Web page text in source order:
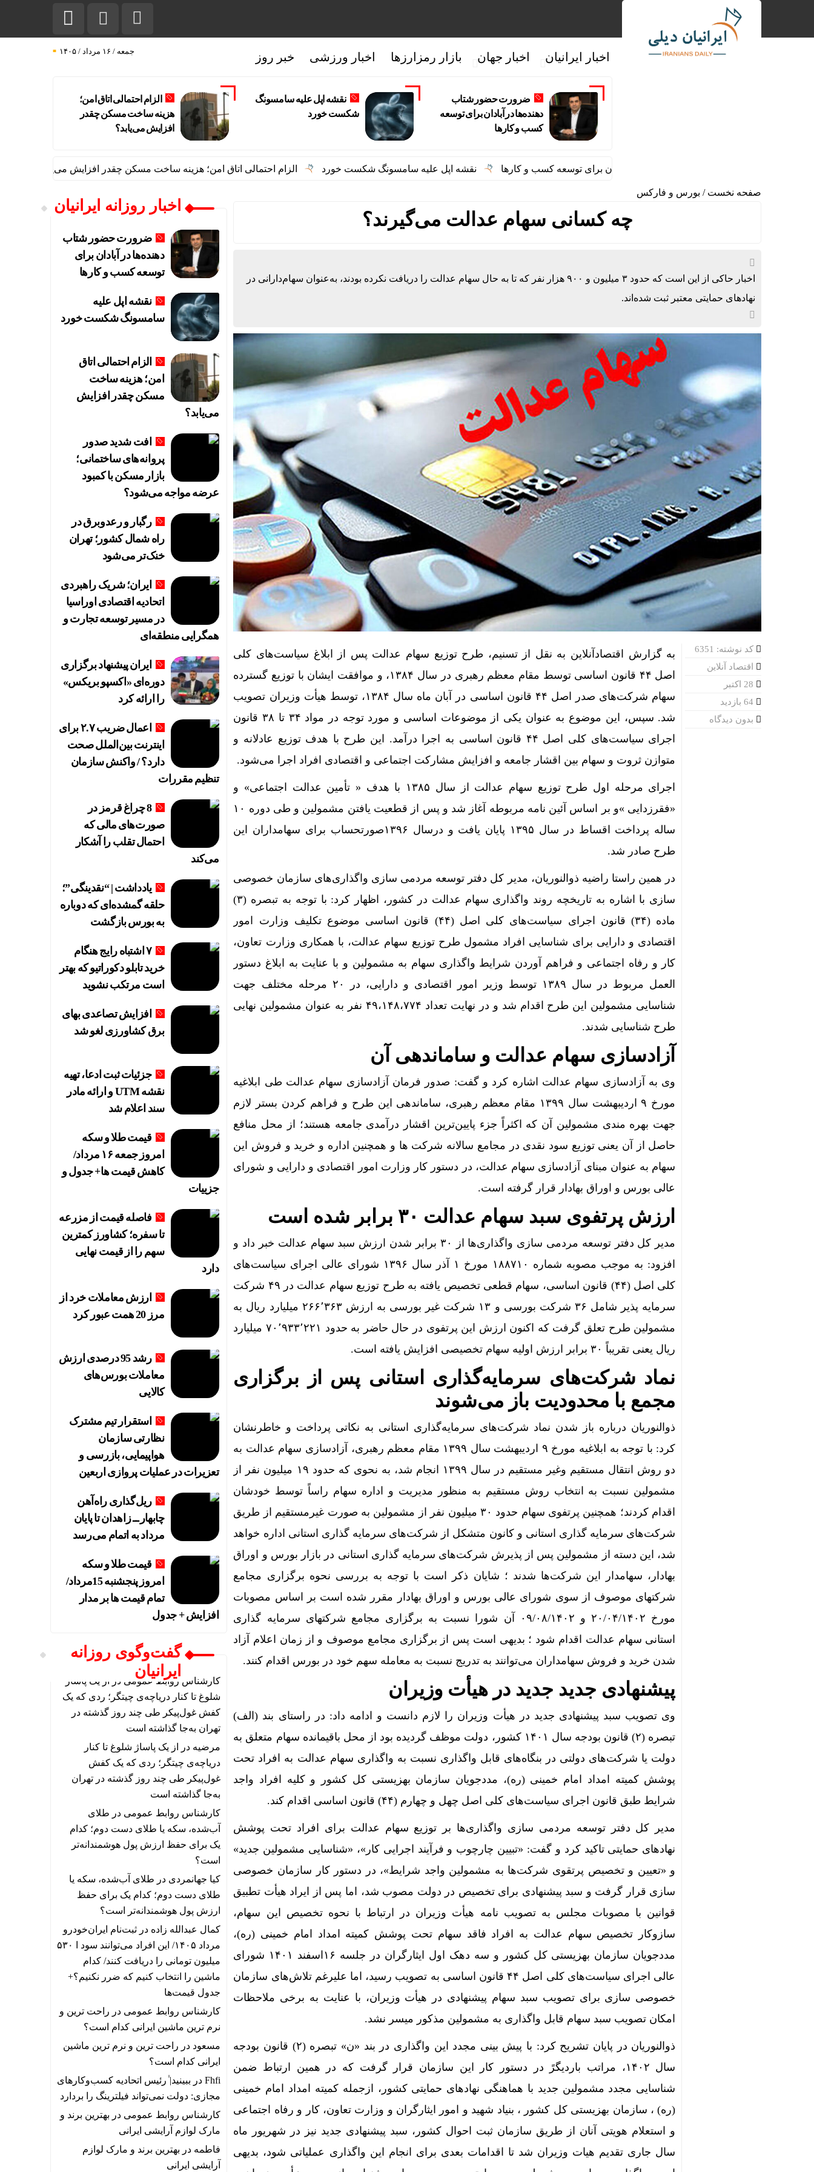
اخبار ایرانیان اخبار جهان بازار رمزارزها اخبار ورزشی خبر روز جمعه / ۱۶ مرداد / ۱۴۰۵
ضرورت حضور شتاب
‌دهنده‌ها در آبادان برای توسعه
کسب‌ و کارها
نقشه اپل علیه سامسونگ
شکست خورد
الزام احتمالی اتاق امن؛
هزینه ساخت مسکن چقدر
افزایش می‌یابد؟
ضرورت حضور شتاب ‌دهنده‌ها در آبادان برای توسعه کسب‌ و کارها نقشه اپل علیه سامسونگ شکست خورد الزام احتمالی اتاق امن؛ هزینه ساخت مسکن چقدر افزایش می‌یابد؟
صفحه نخست / بورس و فارکس
چه کسانی سهام عدالت می‌گیرند؟
اخبار حاکی از این است که حدود ۳ میلیون و ۹۰۰ هزار نفر که تا به حال سهام عدالت را دریافت نکرده بودند، به‌عنوان سهام‌دارانی در
نهادهای حمایتی معتبر ثبت شده‌اند.
کد نوشته: 6351
اقتصاد آنلاین
بدون دیدگاه
به گزارش اقتصادآنلاین به نقل از تسنیم، طرح توزیع سهام عدالت پس از ابلاغ سیاست‌های کلی
اصل ۴۴ قانون اساسی توسط مقام معظم رهبری در سال ۱۳۸۴، و موافقت ایشان با توزیع گسترده
سهام شرکت‌های صدر اصل ۴۴ قانون اساسی در آبان ماه سال ۱۳۸۴، توسط هیأت وزیران تصویب
شد. سپس، این موضوع به عنوان یکی از موضوعات اساسی و مورد توجه در مواد ۳۴ تا ۳۸ قانون
اجرای سیاست‌های کلی اصل ۴۴ قانون اساسی به اجرا درآمد. این طرح با هدف توزیع عادلانه و
متوازن ثروت و سهام بین اقشار جامعه و افزایش مشارکت اجتماعی و اقتصادی افراد اجرا می‌شود.
اجرای مرحله اول طرح توزیع سهام عدالت از سال ۱۳۸۵ با هدف « تأمین عدالت اجتماعی» و
«فقرزدایی »و بر اساس آئین نامه مربوطه آغاز شد و پس از قطعیت یافتن مشمولین و طی دوره ۱۰
ساله پرداخت اقساط در سال ۱۳۹۵ پایان یافت و درسال ۱۳۹۶صورتحساب برای سهامداران این
طرح صادر شد.
در همین راستا راضیه ذوالنوریان، مدیر کل دفتر توسعه مردمی سازی واگذاری‌های سازمان خصوصی
سازی با اشاره به تاریخچه روند واگذاری سهام عدالت در کشور، اظهار کرد: با توجه به تبصره (۳)
ماده (۳۴) قانون اجرای سیاست‌های کلی اصل (۴۴) قانون اساسی موضوع تکلیف وزارت امور
اقتصادی و دارایی برای شناسایی افراد مشمول طرح توزیع سهام عدالت، با همکاری وزارت تعاون،
کار و رفاه اجتماعی و فراهم آوردن شرایط واگذاری سهام به مشمولین و با عنایت به ابلاغ دستور
العمل مربوط در سال ۱۳۸۹ توسط وزیر امور اقتصادی و دارایی، در ۲۰ مرحله مختلف جهت
شناسایی مشمولین این طرح اقدام شد و در نهایت تعداد ۴۹،۱۴۸،۷۷۴ نفر به عنوان مشمولین نهایی
طرح شناسایی شدند.
آزادسازی سهام عدالت و ساماندهی آن
وی به آزادسازی سهام عدالت اشاره کرد و گفت: صدور فرمان آزادسازی سهام عدالت طی ابلاغیه
مورخ ۹ اردیبهشت سال ۱۳۹۹ مقام معظم رهبری، ساماندهی این طرح و فراهم کردن بستر لازم
جهت بهره مندی مشمولین آن که اکثراً جزء پایین‌ترین اقشار درآمدی جامعه هستند؛ از محل منافع
حاصل از آن یعنی توزیع سود نقدی در مجامع سالانه شرکت ها و همچنین اداره و خرید و فروش این
سهام به عنوان مبنای آزادسازی سهام عدالت، در دستور کار وزارت امور اقتصادی و دارایی و شورای
عالی بورس و اوراق بهادار قرار گرفته است.
ارزش پرتفوی سبد سهام عدالت ۳۰ برابر شده است
مدیر کل دفتر توسعه مردمی سازی واگذاری‌ها از ۳۰ برابر شدن ارزش سبد سهام عدالت خبر داد و
افزود: به موجب مصوبه شماره ۱۸۸۷۱۰ مورخ ۱ آذر سال ۱۳۹۶ شورای عالی اجرای سیاست‌های
کلی اصل (۴۴) قانون اساسی، سهام قطعی تخصیص یافته به طرح توزیع سهام عدالت در ۴۹ شرکت
سرمایه پذیر شامل ۳۶ شرکت بورسی و ۱۳ شرکت غیر بورسی به ارزش ۲۶۶٬۳۶۳ میلیارد ریال به
مشمولین طرح تعلق گرفت که اکنون ارزش این پرتفوی در حال حاضر به حدود ۷۰٬۹۳۳٬۲۲۱ میلیارد
ریال یعنی تقریباً ۳۰ برابر ارزش اولیه سهام تخصیصی افزایش یافته است.
نماد شرکت‌های سرمایه‌گذاری استانی پس از برگزاری
مجمع با محدودیت باز می‌شوند
ذوالنوریان درباره باز شدن نماد شرکت‌های سرمایه‌گذاری استانی به نکاتی پرداخت و خاطرنشان
کرد: با توجه به ابلاغیه مورخ ۹ اردیبهشت سال ۱۳۹۹ مقام معظم رهبری، آزادسازی سهام عدالت به
دو روش انتقال مستقیم وغیر مستقیم در سال ۱۳۹۹ انجام شد، به نحوی که حدود ۱۹ میلیون نفر از
مشمولین نسبت به انتخاب روش مستقیم به منظور مدیریت و اداره سهام راساً توسط خودشان
اقدام کردند؛ همچنین پرتفوی سهام حدود ۳۰ میلیون نفر از مشمولین به صورت غیرمستقیم از طریق
شرکت‌های سرمایه گذاری استانی و کانون متشکل از شرکت‌های سرمایه گذاری استانی اداره خواهد
شد، این دسته از مشمولین پس از پذیرش شرکت‌های سرمایه گذاری استانی در بازار بورس و اوراق
بهادار، سهامدار این شرکت‌ها شدند ؛ شایان ذکر است با توجه به بررسی نحوه برگزاری مجامع
شرکتهای موصوف از سوی شورای عالی بورس و اوراق بهادار مقرر شده است بر اساس مصوبات
مورخ ۲۰/۰۴/۱۴۰۲ و ۰۹/۰۸/۱۴۰۲ آن شورا نسبت به برگزاری مجامع شرکتهای سرمایه گذاری
استانی سهام عدالت اقدام شود ؛ بدیهی است پس از برگزاری مجامع موصوف و از زمان اعلام آزاد
شدن خرید و فروش سهامداران می‌توانند به تدریج نسبت به معامله سهم خود در بورس اقدام کنند.
پیشنهادی جدید جدید در هیأت وزیران
وی تصویب سبد پیشنهادی جدید در هیأت وزیران را لازم دانست و ادامه داد: در راستای بند (الف)
تبصره (۲) قانون بودجه سال ۱۴۰۱ کشور، دولت موظف گردیده بود از محل باقیمانده سهام متعلق به
دولت یا شرکت‌های دولتی در بنگاه‌های قابل واگذاری نسبت به واگذاری سهام عدالت به افراد تحت
پوشش کمیته امداد امام خمینی (ره)، مددجویان سازمان بهزیستی کل کشور و کلیه افراد واجد
شرایط طبق قانون اجرای سیاست‌های کلی اصل چهل و چهارم (۴۴) قانون اساسی اقدام کند.
مدیر کل دفتر توسعه مردمی سازی واگذاری‌ها بر توزیع سهام عدالت برای افراد تحت پوشش
نهادهای حمایتی تاکید کرد و گفت: «تبیین چارچوب و فرآیند اجرایی کار»، «شناسایی مشمولین جدید»
و «تعیین و تخصیص پرتقوی شرکت‌ها به مشمولین واجد شرایط»، در دستور کار سازمان خصوصی
سازی قرار گرفت و سبد پیشنهادی برای تخصیص در دولت مصوب شد، اما پس از ایراد هیأت تطبیق
قوانین با مصوبات مجلس به تصویب نامه هیأت وزیران در ارتباط با نحوه تخصیص این سهام،
سازوکار تخصیص سهام عدالت به افراد فاقد سهام تحت پوشش کمیته امداد امام خمینی (ره)،
مددجویان سازمان بهزیستی کل کشور و سه دهک اول ایثارگران در جلسه ۱۶اسفند ۱۴۰۱ شورای
عالی اجرای سیاست‌های کلی اصل ۴۴ قانون اساسی به تصویب رسید، اما علیرغم تلاش‌های سازمان
خصوصی سازی برای تصویب سبد سهام پیشنهادی در هیأت وزیران، با عنایت به برخی ملاحظات
امکان تصویب سبد سهام قابل واگذاری به مشمولین مذکور میسر نشد.
ذوالنوریان در پایان تشریح کرد: با پیش بینی مجدد این واگذاری در بند «ن» تبصره (۲) قانون بودجه
سال ۱۴۰۲، مراتب باردیگرً در دستور کار این سازمان قرار گرفت که در همین ارتباط ضمن
شناسایی مجدد مشمولین جدید با هماهنگی نهادهای حمایتی کشور، ازجمله کمیته امداد امام خمینی
(ره) ، سازمان بهزیستی کل کشور ، بنیاد شهید و امور ایثارگران و وزارت تعاون، کار و رفاه اجتماعی
و استعلام هویتی آنان از طریق سازمان ثبت احوال کشور، سبد پیشنهادی جدید نیز در شهریور ماه
سال جاری تقدیم هیات وزیران شد تا اقدامات بعدی برای انجام این واگذاری عملیاتی شود، بدیهی
اخبار روزانه ایرانیان
ضرورت حضور شتاب
‌دهنده‌ها در آبادان برای
توسعه کسب‌ و کارها
نقشه اپل علیه
سامسونگ شکست خورد
الزام احتمالی اتاق
امن؛ هزینه ساخت
مسکن چقدر افزایش
می‌یابد؟
افت شدید صدور
پروانه‌های ساختمانی؛
بازار مسکن با کمبود
عرضه مواجه می‌شود؟
رگبار و رعدوبرق در
راه شمال کشور؛ تهران
خنک‌تر می‌شود
ایران؛ شریک راهبردی
اتحادیه اقتصادی اوراسیا
در مسیر توسعه تجارت و
همگرایی منطقه‌ای
ایران پیشنهاد برگزاری
دوره‌ای «اکسپو بریکس»
را ارائه کرد
اعمال ضریب ۲.۷ برای
اینترنت بین‌الملل صحت
دارد؟ / واکنش سازمان
تنظیم مقررات
8 چراغ قرمز در
صورت‌های مالی که
احتمال تقلب را آشکار
می‌کند
یادداشت | “نقدینگی”؛
حلقه گمشده‌ای که دوباره
به بورس بازگشت
۷ اشتباه رایج هنگام
خرید تابلو دکوراتیو که بهتر
است مرتکب نشوید
افزایش تصاعدی بهای
برق کشاورزی لغو شد
جزئیات ثبت ادعا، تهیه
نقشه UTM و ارائه مادر
سند اعلام شد
قیمت طلا و سکه
امروز جمعه ۱۶ مرداد/
کاهش قیمت ها+ جدول و
جزییات
فاصله قیمت از مزرعه
تا سفره؛ کشاورز کمترین
سهم را از قیمت نهایی
دارد
ارزش معاملات خرد از
مرز 20 همت عبور کرد
رشد 95 درصدی ارزش
معاملات بورس‌های
کالایی
استقرار تیم مشترک
نظارتی سازمان
هواپیمایی، بازرسی و
تعزیرات در عملیات پروازی اربعین
ریل‌گذاری راه‌آهن
چابهار ــ زاهدان تا پایان
مرداد به اتمام می‌رسد
قیمت طلا و سکه
امروز پنجشنبه 15مرداد/
تمام قیمت ها بر مدار
افزایش + جدول
گفت‌وگوی روزانه
ایرانیان
کارشناس روابط عمومی در از یک پاساژ
شلوغ تا کنار دریاچه‌ی چیتگر؛ ردی که یک
کفش غول‌پیکر طی چند روز گذشته در
تهران به‌جا گذاشته است
مرضیه در
از یک پاساژ شلوغ تا کنار
دریاچه‌ی چیتگر؛ ردی که یک کفش
غول‌پیکر طی چند روز گذشته در تهران
به‌جا گذاشته است
کارشناس روابط عمومی در طلای
آب‌شده، سکه یا طلای دست دوم؛ کدام
یک برای حفظ ارزش پول هوشمندانه‌تر
است؟
کیا جهانمردی در طلای آب‌شده، سکه یا
طلای دست دوم؛ کدام یک برای حفظ
ارزش پول هوشمندانه‌تر است؟
کمال عبدالله زاده در ثبت‌نام ایران‌خودرو
مرداد ۱۴۰۵/ این افراد می‌توانند سود ا ۵۳۰
میلیون تومانی را دریافت کنند/ کدام
ماشین را انتخاب کنیم که ضرر نکنیم؟+
جدول قیمت‌ها
کارشناس روابط عمومی در راحت ترین و
نرم ترین ماشین ایرانی کدام است؟
مسعود در راحت ترین و نرم ترین ماشین
ایرانی کدام است؟
Fhfiدر ببینید| ٰرئیس اتحادیه کسب‌وکارهای
مجازی: دولت نمی‌تواند فیلترینگ را بردارد
کارشناس روابط عمومی در بهترین برند و
مارک لوازم آرایشی ایرانی
فاطمه در بهترین برند و مارک لوازم
آرایشی ایرانی